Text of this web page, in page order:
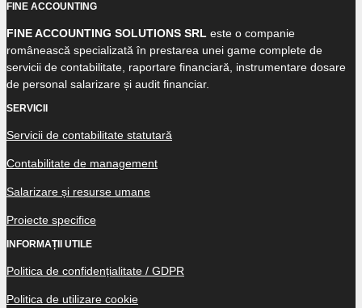
FINE ACCOUNTING
FINE ACCOUNTING SOLUTIONS SRL este o companie
românească specializată în prestarea unei game complete de
servicii de contabilitate, raportare financiară, instrumentare dosare
de personal salarizare și audit financiar.
SERVICII
Servicii de contabilitate statutară
Contabilitate de management
Salarizare și resurse umane
Proiecte specifice
INFORMAȚII UTILE
Politica de confidențialitate / GDPR
Politica de utilizare cookie